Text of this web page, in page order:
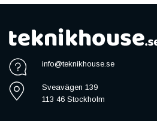
info@teknikhouse.se
Sveavägen 139
113 46 Stockholm